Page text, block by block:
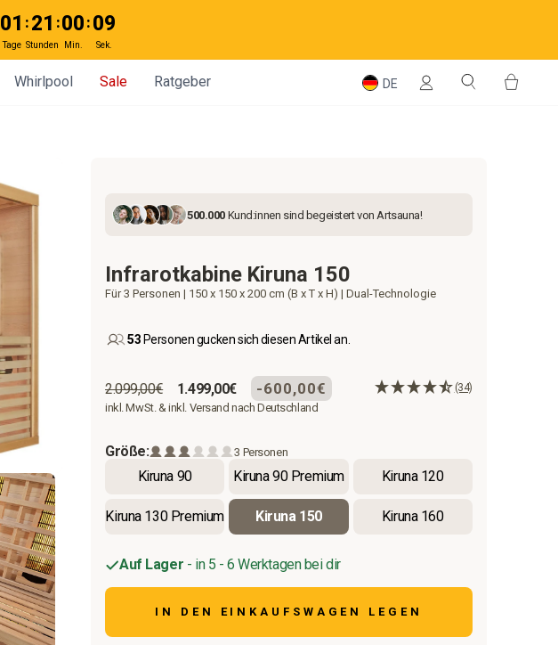
01
Tage
: 21
Stunden
:00
Min.
: 07
Sek.
Whirlpool Sale Ratgeber DE EinloggenSuche
500.000 Kund:innen sind begeistert von Artsauna!
Infrarotkabine Kiruna 150
Für 3 Personen | 150 x 150 x 200 cm (B x T x H) | Dual-Technologie
53 Personen gucken sich diesen Artikel an.
Normaler
Preis
2.099,00€ Sonderpreis
1.499,00€ -600,00€ (34)
inkl. MwSt. & inkl. Versand nach Deutschland
Größe: 3 Personen
Kiruna 90 Kiruna 90 Premium Kiruna 120
Kiruna 130 Premium Kiruna 150 Kiruna 160
Auf Lager - in 5 - 6 Werktagen bei dir
IN DEN EINKAUFSWAGEN LEGEN